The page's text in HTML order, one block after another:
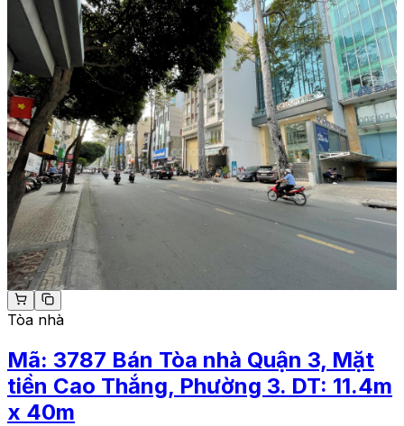
Tòa nhà
Mã: 3787 Bán Tòa nhà Quận 3, Mặt
tiền Cao Thắng, Phường 3. DT: 11.4m
x 40m